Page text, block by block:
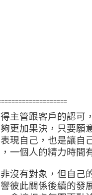
主管跟客戶的認可
更加果決，只要願
現自己，也是讓自
一個人的精力時間
沒有對象，但自己
彼此關係後續的發